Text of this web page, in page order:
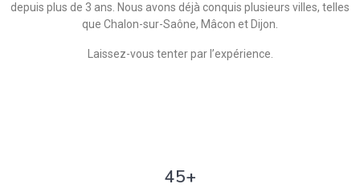
depuis plus de 3 ans. Nous avons déjà conquis plusieurs villes, telles
que Chalon-sur-Saône, Mâcon et Dijon.
Laissez-vous tenter par l’expérience.
45+